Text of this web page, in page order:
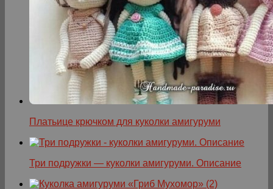
Платьице крючком для куколки амигуруми
Три подружки — куколки амигуруми. Описание